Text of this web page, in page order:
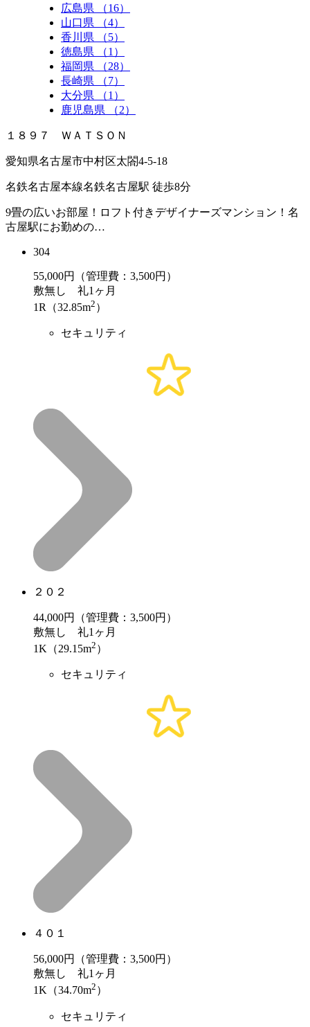
広島県 （16）
山口県 （4）
香川県 （5）
徳島県 （1）
福岡県 （28）
長崎県 （7）
大分県 （1）
鹿児島県 （2）
１８９７ ＷＡＴＳＯＮ
愛知県名古屋市中村区太閤4-5-18
名鉄名古屋本線名鉄名古屋駅 徒歩8分
9畳の広いお部屋！ロフト付きデザイナーズマンション！名
古屋駅にお勤めの…
304
55,000円（管理費：3,500円）
敷無し 礼1ヶ月
1R（32.85m2 ）
セキュリティ
２０２
44,000円（管理費：3,500円）
敷無し 礼1ヶ月
1K（29.15m2 ）
セキュリティ
４０１
56,000円（管理費：3,500円）
敷無し 礼1ヶ月
1K（34.70m2 ）
セキュリティ